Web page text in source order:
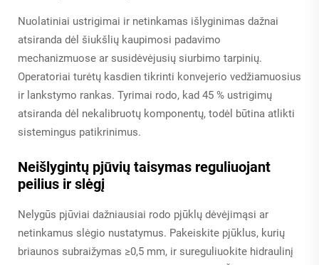
Nuolatiniai ustrigimai ir netinkamas išlyginimas dažnai
atsiranda dėl šiukšlių kaupimosi padavimo
mechanizmuose ar susidėvėjusių siurbimo tarpinių.
Operatoriai turėtų kasdien tikrinti konvejerio vedžiamuosius
ir lankstymo rankas. Tyrimai rodo, kad 45 % ustrigimų
atsiranda dėl nekalibruotų komponentų, todėl būtina atlikti
sistemingus patikrinimus.
Neišlygintų pjūvių taisymas reguliuojant
peilius ir slėgį
Nelygūs pjūviai dažniausiai rodo pjūklų dėvėjimąsi ar
netinkamus slėgio nustatymus. Pakeiskite pjūklus, kurių
briaunos subraižymas ≥0,5 mm, ir sureguliuokite hidraulinį